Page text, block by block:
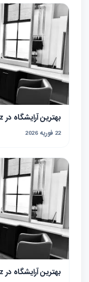
بهترین آرایشگاه در Shiraz – لیست کامل
22 فوریه 2026
بهترین آرایشگاه در Shiraz – لیست کامل